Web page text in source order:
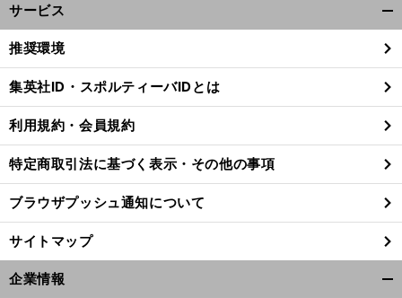
サービス
閉
る
推奨環境
集英社ID・スポルティーバIDとは
利用規約・会員規約
特定商取引法に基づく表示・その他の事項
ブラウザプッシュ通知について
サイトマップ
企業情報